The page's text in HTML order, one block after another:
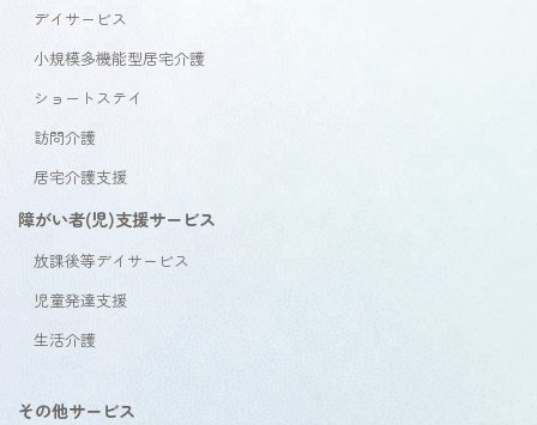
デイサービス
小規模多機能型居宅介護
ショートステイ
訪問介護
居宅介護支援
障がい者(児)支援サービス
放課後等デイサービス
児童発達支援
生活介護
その他サービス